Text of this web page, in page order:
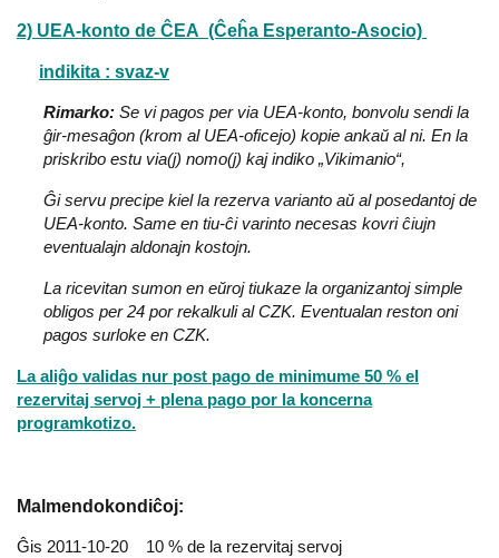
2) UEA-konto de ĈEA (Ĉeĥa Esperanto-Asocio)
indikita : svaz-v
Rimarko: Se vi pagos per via UEA-konto, bonvolu sendi la
ĝir-mesaĝon (krom al UEA-oficejo) kopie ankaŭ al ni. En la
priskribo estu via(j) nomo(j) kaj indiko „Vikimanio“,
Ĝi servu precipe kiel la rezerva varianto aŭ al posedantoj de
UEA-konto. Same en tiu-ĉi varinto necesas kovri ĉiujn
eventualajn aldonajn kostojn.
La ricevitan sumon en eŭroj tiukaze la organizantoj simple
obligos per 24 por rekalkuli al CZK. Eventualan reston oni
pagos surloke en CZK.
La aliĝo validas nur post pago de minimume 50 % el
rezervitaj servoj + plena pago por la koncerna
programkotizo.
Malmendokondiĉoj:
Ĝis 2011-10-20 10 % de la rezervitaj servoj